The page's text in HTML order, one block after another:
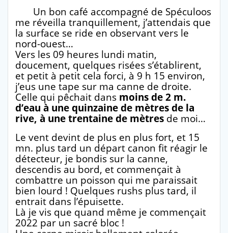
Un bon café accompagné de Spéculoos
me réveilla tranquillement, j’attendais que
la surface se ride en observant vers le
nord-ouest…
Vers les 09 heures lundi matin,
doucement, quelques risées s’établirent,
et petit à petit cela forci, à 9 h 15 environ,
j’eus une tape sur ma canne de droite.
Celle qui pêchait dans moins de 2 m.
d’eau à une quinzaine de mètres de la
rive, à une trentaine de mètres de moi…
Le vent devint de plus en plus fort, et 15
mn. plus tard un départ canon fit réagir le
détecteur, je bondis sur la canne,
descendis au bord, et commençait à
combattre un poisson qui me paraissait
bien lourd ! Quelques rushs plus tard, il
entrait dans l’épuisette.
Là je vis que quand même je commençait
2022 par un sacré bloc !